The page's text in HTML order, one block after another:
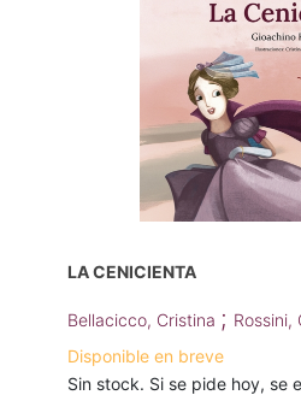
LA CENICIENTA
Bellacicco, Cristina ; Rossini,
Disponible en breve
Sin stock. Si se pide hoy, se